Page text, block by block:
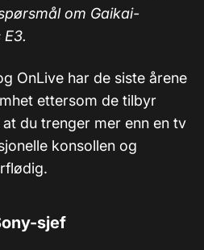
om Gaikai-
OnLive har de siste årene
ettersom de tilbyr
du trenger mer enn en tv
konsollen og
sjef